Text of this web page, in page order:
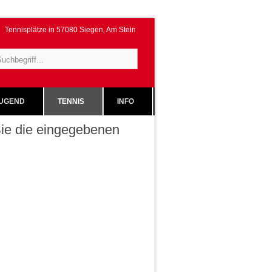
Tennisplätze in 57080 Siegen, Am Stein
TENNIS INFO
die eingegebenen